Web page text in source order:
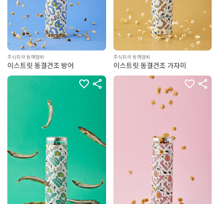
주식회사 동해형씨
이스트릿 동결건조 방어
주식회사 동해형씨
이스트릿 동결건조 가자미